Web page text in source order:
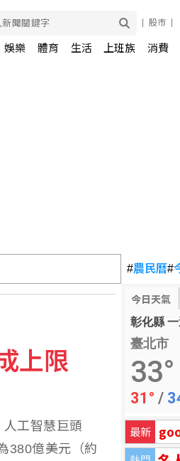
股市
娛樂 體育 生活 上班族 消費
#農民曆#
今日天氣
彰化縣
臺北市
33°
31° /
最新
上限
工智慧巨頭
380億美元（約